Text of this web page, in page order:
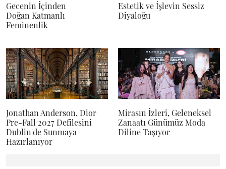
Gecenin İçinden
Doğan Katmanlı
Feminenlik
Estetik ve İşlevin Sessiz
Diyaloğu
Jonathan Anderson, Dior
Pre-Fall 2027 Defilesini
Dublin'de Sunmaya
Hazırlanıyor
Mirasın İzleri, Geleneksel
Zanaatı Günümüz Moda
Diline Taşıyor